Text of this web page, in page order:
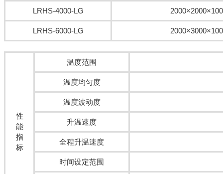
LRHS-4000-LG
LRHS-6000-LG
性
能
指
标
温度范围
温度均匀度
温度波动度
升温速度
全程升温速度
时间设定范围